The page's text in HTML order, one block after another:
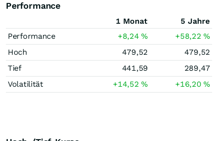
Performance
1 Monat
5 Jahre
Performance
+8,24% +58,22%
Hoch
479,52
479,52
Tief
441,59
289,47
Volatilität
+14,52% +16,20%